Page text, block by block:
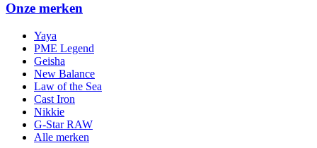
Onze merken
Yaya
PME Legend
Geisha
New Balance
Law of the Sea
Cast Iron
Nikkie
G-Star RAW
Alle merken